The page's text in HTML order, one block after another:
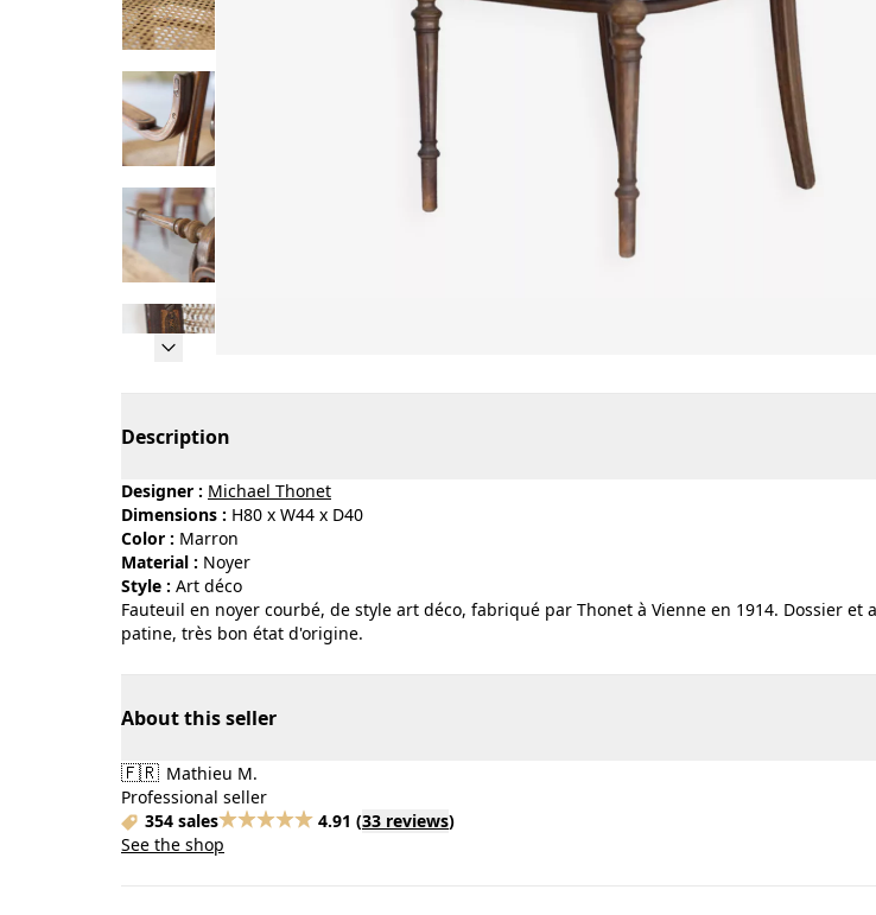
Description
Designer : Michael Thonet
Dimensions : H80 x W44 x D40
Color :
marron
Material :
noyer
Style :
art déco
Fauteuil en noyer courbé, de style art déco, fabriqué par Thonet à Vienne en 1914. Dossier et
patine, très bon état d'origine.
About this seller
🇫🇷 Mathieu M.
Professional seller
354 sales
4.91 (33 reviews)
See the shop